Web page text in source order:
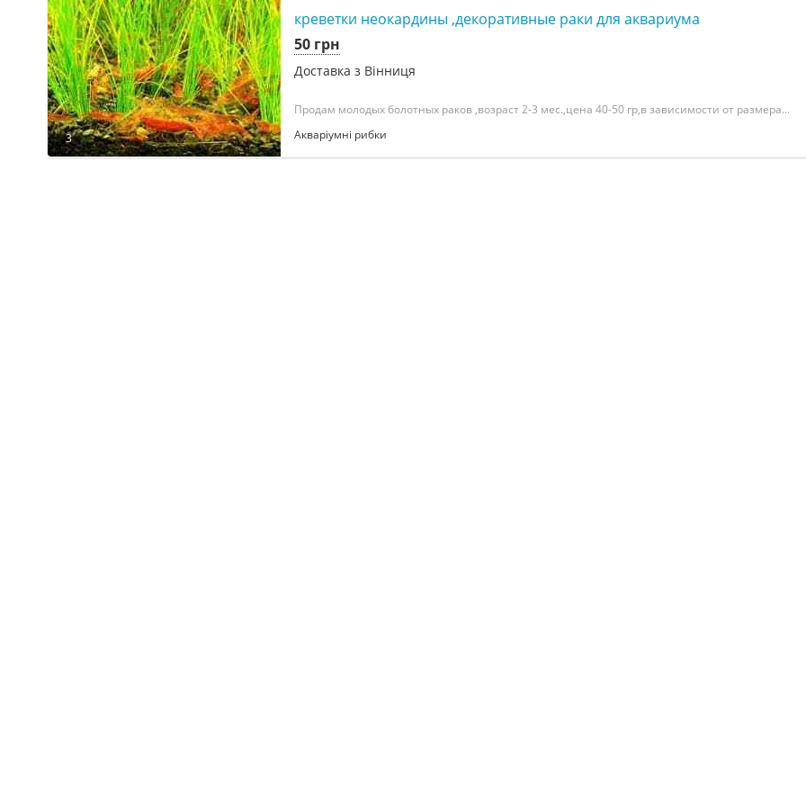
3
креветки неокардины ,декоративные раки для аквариума
50 грн
Доставка з Вінниця
Продам молодых болотных раков ,возраст 2-3 мес.,цена 40-50 гр,в зависимости от размера...
Акваріумні рибки